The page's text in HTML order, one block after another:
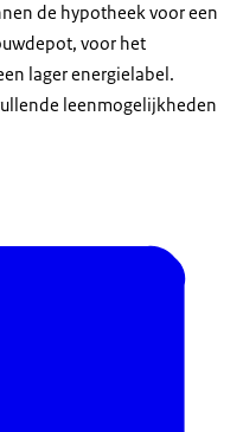
de hypotheek voor een
voor het
lager energielabel.
leenmogelijkheden